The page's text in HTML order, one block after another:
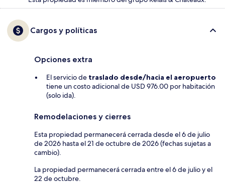
Cargos y políticas
Opciones extra
El servicio de traslado desde/hacia el aeropuerto
tiene un costo adicional de USD 976.00 por habitación
(solo ida).
Remodelaciones y cierres
Esta propiedad permanecerá cerrada desde el 6 de julio
de 2026 hasta el 21 de octubre de 2026 (fechas sujetas a
cambio).
La propiedad permanecerá cerrada entre el 6 de julio y el
22 de octubre.